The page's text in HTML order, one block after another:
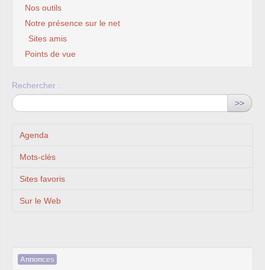
Nos outils
Notre présence sur le net
Sites amis
Points de vue
Rechercher :
>>
Agenda
Mots-clés
Sites favoris
Sur le Web
Annonces